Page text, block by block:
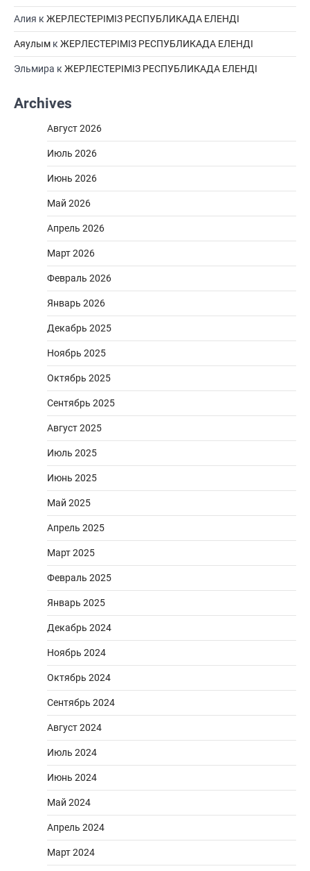
Алия к ЖЕРЛЕСТЕРІМІЗ РЕСПУБЛИКАДА ЕЛЕНДІ
Аяулым к ЖЕРЛЕСТЕРІМІЗ РЕСПУБЛИКАДА ЕЛЕНДІ
Эльмира к ЖЕРЛЕСТЕРІМІЗ РЕСПУБЛИКАДА ЕЛЕНДІ
Archives
Август 2026
Июль 2026
Июнь 2026
Май 2026
Апрель 2026
Март 2026
Февраль 2026
Январь 2026
Декабрь 2025
Ноябрь 2025
Октябрь 2025
Сентябрь 2025
Август 2025
Июль 2025
Июнь 2025
Май 2025
Апрель 2025
Март 2025
Февраль 2025
Январь 2025
Декабрь 2024
Ноябрь 2024
Октябрь 2024
Сентябрь 2024
Август 2024
Июль 2024
Июнь 2024
Май 2024
Апрель 2024
Март 2024